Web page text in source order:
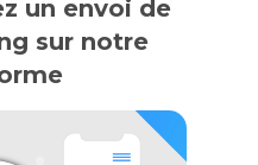
un envoi de
sur notre